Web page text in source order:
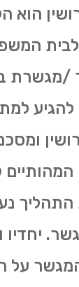
הוא
מגשרת
יחדיו
על